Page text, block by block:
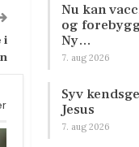
i
Nu kan
og
Ny…
7. aug 2026
Syv
Jesus
7. aug 2026